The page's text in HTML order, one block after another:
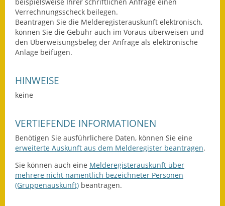
Mitarbeiter
Notruftafel
Leben
Bauen und Wohnen
Baugebiete & Bauplätze
Bauwasser/Wasser/Abwasser
Verrechnungsscheck beilegen.
Beantragen Sie die Melderegisterauskunft elektronisch,
können Sie die Gebühr auch im Voraus überweisen und
den Überweisungsbeleg der Anfrage als elektronische
Anlage beifügen.
HINWEISE
keine
VERTIEFENDE INFORMATIONEN
Benötigen Sie ausführlichere Daten, können Sie eine
erweiterte Auskunft aus dem Melderegister beantragen.
Sie können auch eine Melderegisterauskunft über
mehrere nicht namentlich bezeichneter Personen
(Gruppenauskunft) beantragen.